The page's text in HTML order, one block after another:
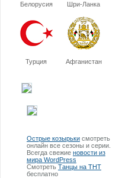
Белорусия Шри-Ланка
Турция Афганистан
Острые козырьки смотреть
онлайн все сезоны и серии.
Всегда свежие новости из
мира WordPress
Смотреть Танцы на ТНТ
бесплатно